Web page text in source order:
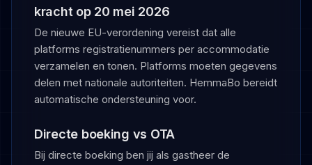
kracht op 20 mei 2026
De nieuwe EU-verordening vereist dat alle
platforms registratienummers per accommodatie
verzamelen en tonen. Platforms moeten gegevens
delen met nationale autoriteiten. HemmaBo bereidt
automatische ondersteuning voor.
Directe boeking vs OTA
Bij directe boeking ben jij als gastheer de